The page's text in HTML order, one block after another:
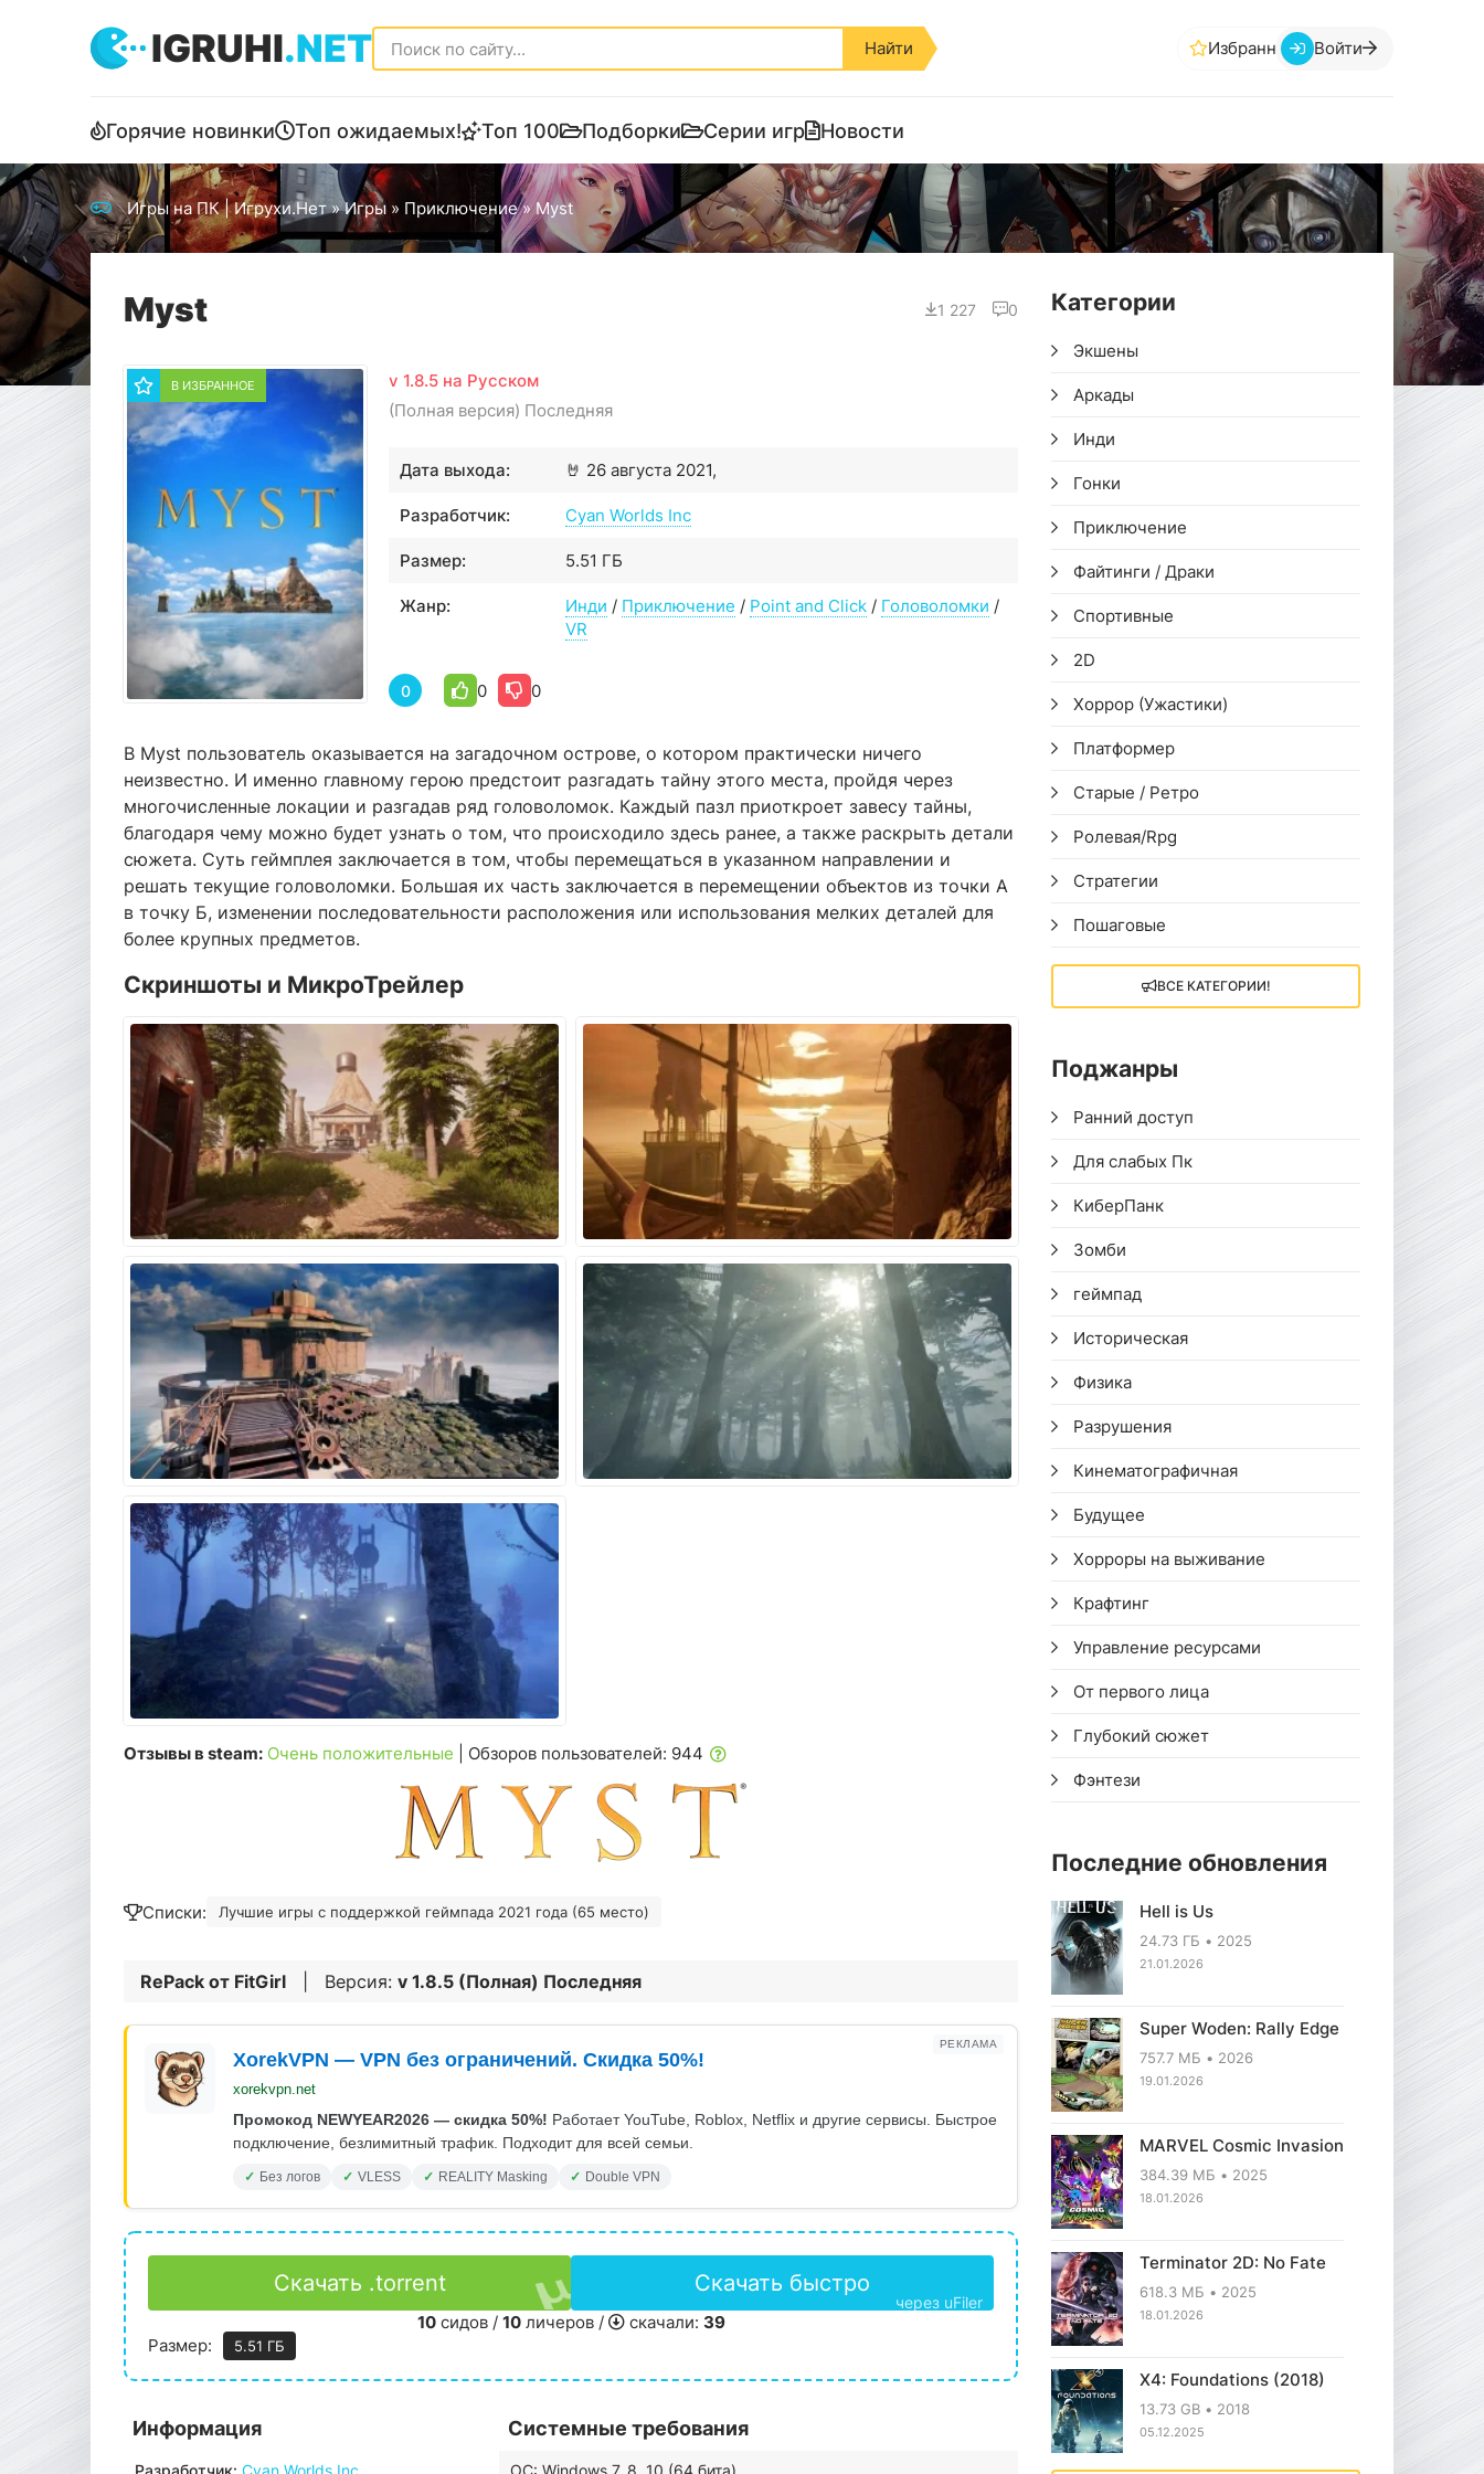
IGRUHI.NET Найти Избранное Войти
Горячие новинки Топ ожидаемых! Топ 100 Подборки Серии игр Новости
Игры на ПК | Игрухи.Нет»Игры» Приключение» Myst
Myst 1 227 0
В ИЗБРАННОЕ
v 1.8.5 на Русском
(Полная версия) Последняя
🤘
Дата выхода: 26 августа 2021,
Разработчик: Cyan Worlds Inc
Размер: 5.51 ГБ
Жанр: Инди / Приключение / Point and Click / Головоломки /
VR
0 0 0
В Myst пользователь оказывается на загадочном острове, о котором практически ничего
неизвестно. И именно главному герою предстоит разгадать тайну этого места, пройдя через
многочисленные локации и разгадав ряд головоломок. Каждый пазл приоткроет завесу тайны,
благодаря чему можно будет узнать о том, что происходило здесь ранее, а также раскрыть детали
сюжета. Суть геймплея заключается в том, чтобы перемещаться в указанном направлении и
решать текущие головоломки. Большая их часть заключается в перемещении объектов из точки А
в точку Б, изменении последовательности расположения или использования мелких деталей для
более крупных предметов.
Скриншоты и МикроТрейлер
Отзывы в steam: Очень положительные | Обзоров пользователей: 944
Списки: Лучшие игры с поддержкой геймпада 2021 года (65 место)
RePack от FitGirl | Версия: v 1.8.5 (Полная) Последняя
РЕКЛАМА
XorekVPN — VPN без ограничений. Скидка 50%!
xorekvpn.net
Промокод NEWYEAR2026 — скидка 50%! Работает YouTube, Roblox, Netflix и другие сервисы. Быстрое
подключение, безлимитный трафик. Подходит для всей семьи.
Без логов VLESS REALITY Masking Double VPN
Скачать .torrent Скачать быстро
через uFiler
10сидов / 10личеров / скачали: 39
Размер:
5.51 ГБ
Информация
Разработчик: Cyan Worlds Inc
Системные требования
ОС: Windows 7, 8, 10 (64 бита)
Категории
Экшены
Аркады
Инди
Гонки
Приключение
Файтинги / Драки
Спортивные
2D
Хоррор (Ужастики)
Платформер
Старые / Ретро
Ролевая/Rpg
Стратегии
Пошаговые
ВСЕ КАТЕГОРИИ!
Поджанры
Ранний доступ
Для слабых Пк
КиберПанк
Зомби
геймпад
Историческая
Физика
Разрушения
Кинематографичная
Будущее
Хорроры на выживание
Крафтинг
Управление ресурсами
От первого лица
Глубокий сюжет
Фэнтези
Последние обновления
Hell is Us
24.73 ГБ 2025
21.01.2026
Super Woden: Rally Edge
757.7 МБ 2026
19.01.2026
MARVEL Cosmic Invasion
384.39 МБ 2025
18.01.2026
Terminator 2D: No Fate
618.3 МБ 2025
18.01.2026
X4: Foundations (2018)
13.73 GB 2018
05.12.2025